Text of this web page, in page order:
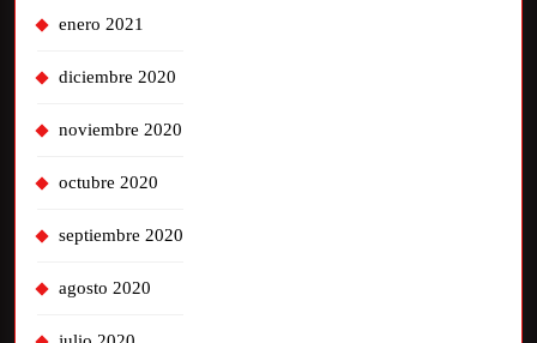
enero 2021
diciembre 2020
noviembre 2020
octubre 2020
septiembre 2020
agosto 2020